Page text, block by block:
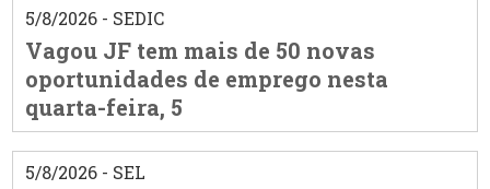
5/8/2026 - SEDIC
Vagou JF tem mais de 50 novas
oportunidades de emprego nesta
quarta-feira, 5
5/8/2026 - SEL